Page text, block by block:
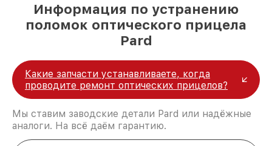
Информация по устранению
поломок оптического прицела
Pard
Какие запчасти устанавливаете, когда
проводите ремонт оптических прицелов?
Мы ставим заводские детали Pard или надёжные
аналоги. На всё даём гарантию.